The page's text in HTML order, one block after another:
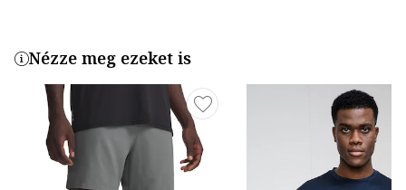
Nézze meg ezeket is